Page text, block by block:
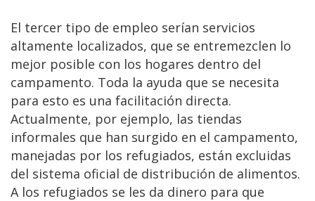
El tercer tipo de empleo serían servicios
altamente localizados, que se entremezclen lo
mejor posible con los hogares dentro del
campamento. Toda la ayuda que se necesita
para esto es una facilitación directa.
Actualmente, por ejemplo, las tiendas
informales que han surgido en el campamento,
manejadas por los refugiados, están excluidas
del sistema oficial de distribución de alimentos.
A los refugiados se les da dinero para que